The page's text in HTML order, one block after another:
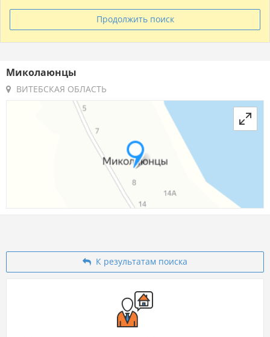
Продолжить поиск
Миколаюнцы
ВИТЕБСКАЯ ОБЛАСТЬ
К результатам поиска